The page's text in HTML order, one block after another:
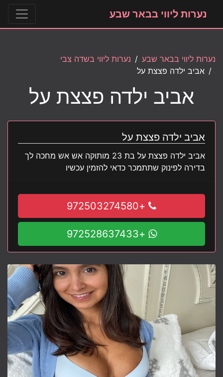
נערות ליווי בבאר שבע
נערות ליווי בבאר שבע
נערות ליווי בשדה צבי
אביב ילדה פצצת על
אביב ילדה פצצת על
אביב ילדה פצצת על
אביב ילדה פצצת על בת 23 מותוקה אש אש מחכה לך
בדירה לפינוק שתתמכר כדאי להזמין עכשיו
+972503274580
+972528637433